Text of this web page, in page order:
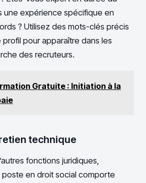
une expérience spécifique en
? Utilisez des mots-clés précis
pour apparaître dans les
des recruteurs.
Gratuite : Initiation à la
technique
fonctions juridiques,
poste en droit social comporte